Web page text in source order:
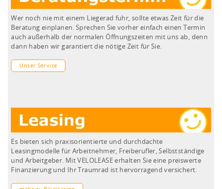
Wer noch nie mit einem Liegerad fuhr, sollte etwas Zeit für die
Beratung einplanen. Sprechen Sie vorher einfach einen Termin
auch außerhalb der normalen Öffnungszeiten mit uns ab, denn
dann haben wir garantiert die nötige Zeit für Sie.
Unser Service
Es bieten sich praxisorientierte und durchdachte
Leasingmodelle für Arbeitnehmer, Freiberufler, Selbstständige
und Arbeitgeber. Mit VELOLEASE erhalten Sie eine preiswerte
Finanzierung und Ihr Traumrad ist hervorragend versichert.